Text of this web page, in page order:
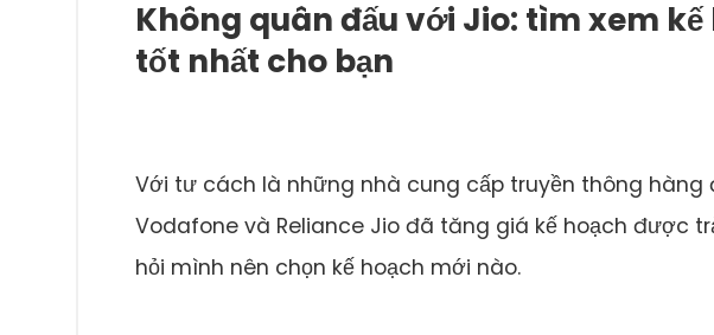
Không quân đấu với Jio: tìm xem
tốt nhất cho bạn
Với tư cách là những nhà cung cấp truyền thông hàng
Vodafone và Reliance Jio đã tăng giá kế hoạch được
hỏi mình nên chọn kế hoạch mới nào.